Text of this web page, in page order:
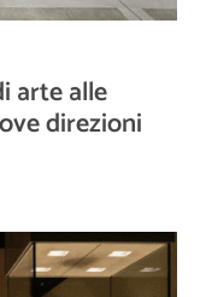
arte alle
direzioni